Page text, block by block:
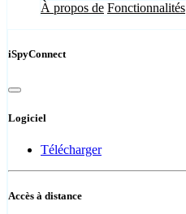
À propos de Fonctionnalités
iSpyConnect
Logiciel
Télécharger
Accès à distance